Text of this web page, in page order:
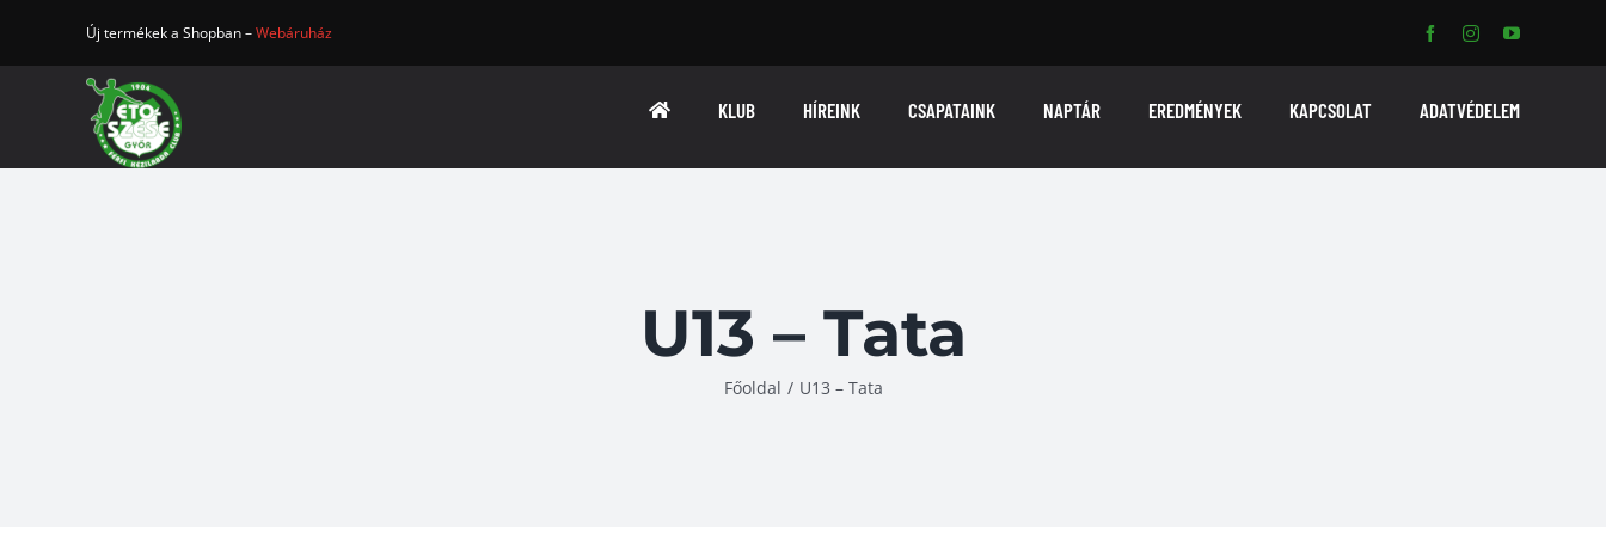
Új termékek a Shopban –Webáruház
KLUB HÍREINK CSAPATAINK NAPTÁR EREDMÉNYEK KAPCSOLAT ADATVÉDELEM
U13 – Tata
Főoldal / U13 – Tata